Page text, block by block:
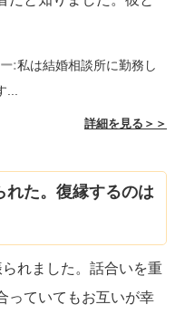
:私は結婚相談所に勤務し
...
詳細を見る＞＞
れた。復縁するのは
れました。話合いを重
っていてもお互いが幸